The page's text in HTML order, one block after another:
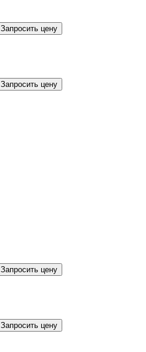
Запросить цену
Запросить цену
Запросить цену
Запросить цену